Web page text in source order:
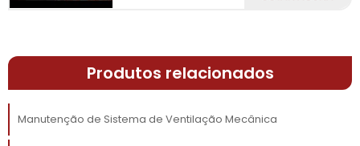
interrupções nas operações. Com a
manutenção preventiva, é possível identificar
e solucionar problemas antes que estes se
tornem críticos, evitando paradas
Produtos relacionados
Manutenção de Sistema de Ventilação Mecânica